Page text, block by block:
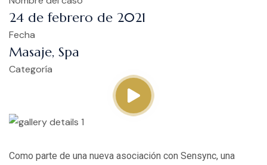
24 de febrero de 2021
Fecha
Masaje, Spa
Categoría
Como parte de una nueva asociación con Sensync, una